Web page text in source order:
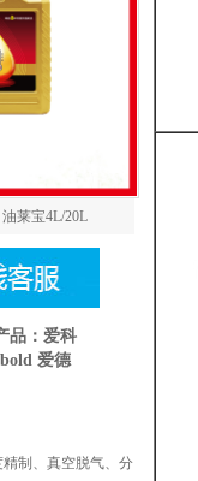
莱宝4L/20L
品：爱科
爱德
制、真空脱气、分